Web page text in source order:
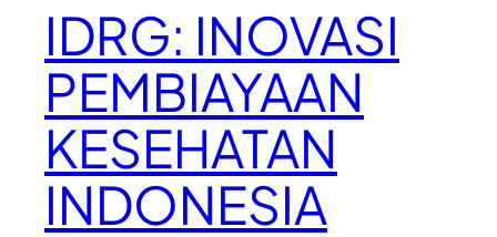
IDRG: INOVASI
PEMBIAYAAN
KESEHATAN
INDONESIA